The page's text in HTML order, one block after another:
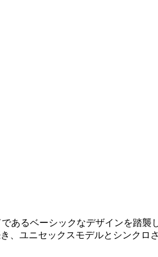
あるベーシックなデザインを踏襲
、ユニセックスモデルとシンクロ